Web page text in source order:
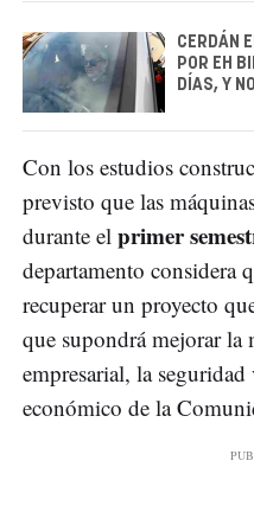
CERDÁN
POR EH
DÍAS, Y
Con los estudios
previsto que las
durante el primer
departamento considera
recuperar un proyecto
que supondrá mejorar
empresarial, la
económico de la